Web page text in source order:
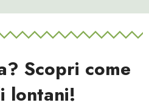
Scopri come
lontani!